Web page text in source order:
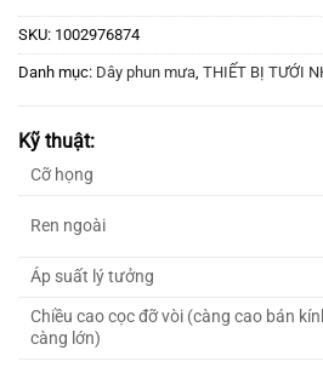
SKU: 1002976874
Danh mục: Dây phun mưa THIẾT BỊ TƯỚI
Kỹ thuật:
Cỡ họng
Ren ngoài
Áp suất lý tưởng
Chiều cao cọc đỡ vòi (càng cao bán
càng lớn)